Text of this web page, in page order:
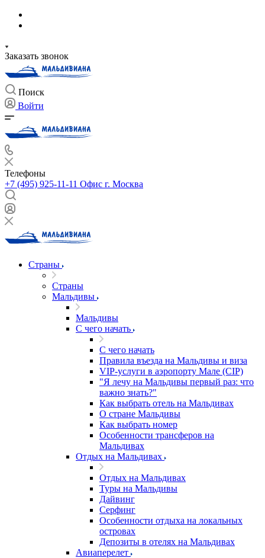
Заказать звонок
Поиск
Войти
Телефоны
+7 (495) 925-11-11 Офис г. Москва
Страны
Страны
Мальдивы
Мальдивы
С чего начать
С чего начать
Правила въезда на Мальдивы и виза
VIP-услуги в аэропорту Мале (CIP)
"Я лечу на Мальдивы первый раз: что
важно знать?"
Как выбрать отель на Мальдивах
О стране Мальдивы
Как выбрать номер
Особенности трансферов на
Мальдивах
Отдых на Мальдивах
Отдых на Мальдивах
Туры на Мальдивы
Дайвинг
Серфинг
Особенности отдыха на локальных
островах
Депозиты в отелях на Мальдивах
Авиаперелет